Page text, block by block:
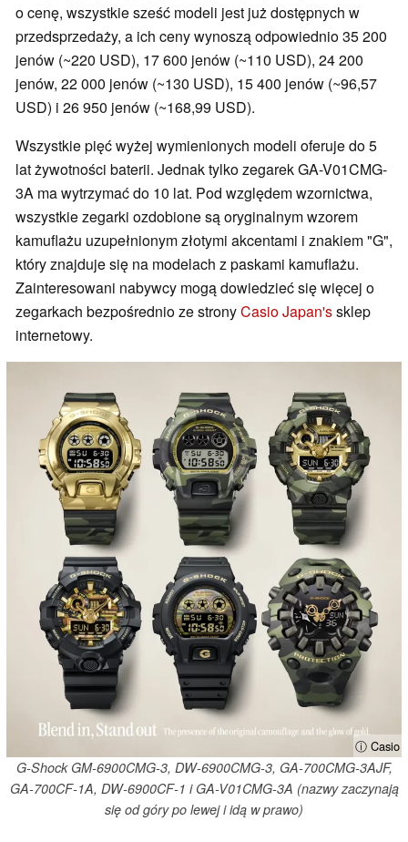
o cenę, wszystkie sześć modeli jest już dostępnych w
przedsprzedaży, a ich ceny wynoszą odpowiednio 35 200
jenów (~220 USD), 17 600 jenów (~110 USD), 24 200
jenów, 22 000 jenów (~130 USD), 15 400 jenów (~96,57
USD) i 26 950 jenów (~168,99 USD).
Wszystkie pięć wyżej wymienionych modeli oferuje do 5
lat żywotności baterii. Jednak tylko zegarek GA-V01CMG-
3A ma wytrzymać do 10 lat. Pod względem wzornictwa,
wszystkie zegarki ozdobione są oryginalnym wzorem
kamuflażu uzupełnionym złotymi akcentami i znakiem "G",
który znajduje się na modelach z paskami kamuflażu.
Zainteresowani nabywcy mogą dowiedzieć się więcej o
zegarkach bezpośrednio ze stronyCasio Japan'ssklep
internetowy.
ⓘ Casio
G-Shock GM-6900CMG-3, DW-6900CMG-3, GA-700CMG-3AJF,
GA-700CF-1A, DW-6900CF-1 i GA-V01CMG-3A (nazwy zaczynają
się od góry po lewej i idą w prawo)